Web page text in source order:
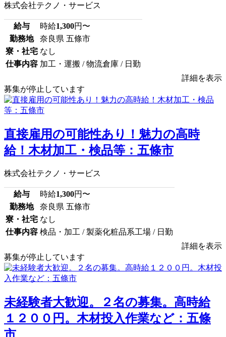
株式会社テクノ・サービス
給与 時給1,300円〜
勤務地
奈良県 五條市
寮・社宅 なし
仕事内容 加工・運搬 / 物流倉庫 / 日勤
詳細を表示
募集が停止しています
直接雇用の可能性あり！魅力の高時
給！木材加工・検品等：五條市
株式会社テクノ・サービス
給与 時給1,300円〜
勤務地
奈良県 五條市
寮・社宅 なし
仕事内容 検品・加工 / 製薬化粧品系工場 / 日勤
詳細を表示
募集が停止しています
未経験者大歓迎。２名の募集。高時給
１２００円。木材投入作業など：五條
市